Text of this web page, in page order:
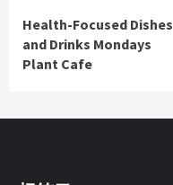
Health-Focused Dishes
and Drinks Mondays
Plant Cafe